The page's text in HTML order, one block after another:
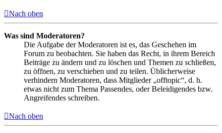
Nach oben
Was sind Moderatoren?
Die Aufgabe der Moderatoren ist es, das Geschehen im
Forum zu beobachten. Sie haben das Recht, in ihrem Bereich
Beiträge zu ändern und zu löschen und Themen zu schließen,
zu öffnen, zu verschieben und zu teilen. Üblicherweise
verhindern Moderatoren, dass Mitglieder „offtopic“, d. h.
etwas nicht zum Thema Passendes, oder Beleidigendes bzw.
Angreifendes schreiben.
Nach oben